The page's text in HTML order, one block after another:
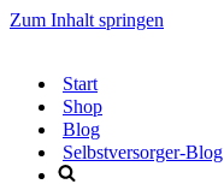
Zum Inhalt springen
Start
Shop
Blog
Selbstversorger-Blog